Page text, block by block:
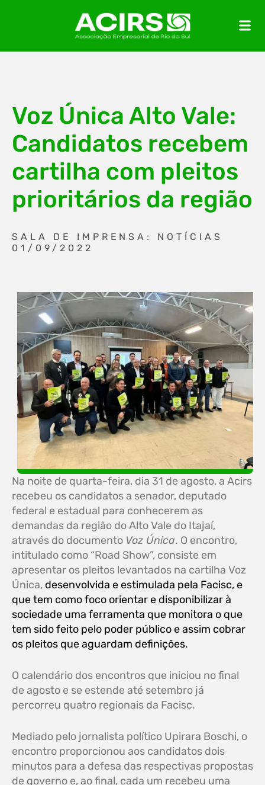
Voz Única Alto Vale:
Candidatos recebem
cartilha com pleitos
prioritários da região
SALA DE IMPRENSA: NOTÍCIAS
01/09/2022
Na noite de quarta-feira, dia 31 de agosto, a Acirs
recebeu os candidatos a senador, deputado
federal e estadual para conhecerem as
demandas da região do Alto Vale do Itajaí,
através do documento Voz Única. O encontro,
intitulado como “Road Show”, consiste em
apresentar os pleitos levantados na cartilha Voz
Única,desenvolvida e estimulada pela Facisc, e
que tem como foco orientar e disponibilizar à
sociedade uma ferramenta que monitora o que
tem sido feito pelo poder público e assim cobrar
os pleitos que aguardam definições.
O calendário dos encontros que iniciou no final
de agosto e se estende até setembro já
percorreu quatro regionais da Facisc.
Mediado pelo jornalista político Upirara Boschi, o
encontro proporcionou aos candidatos dois
minutos para a defesa das respectivas propostas
de governo e, ao final, cada um recebeu uma